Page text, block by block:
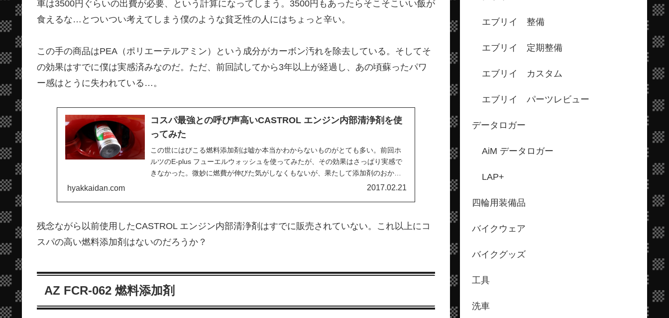
車は3500円ぐらいの出費が必要、という計算になってしまう。3500円もあったらそこそこいい飯が
食えるな…とついつい考えてしまう僕のような貧乏性の人にはちょっと辛い。
この手の商品はPEA（ポリエーテルアミン）という成分がカーボン汚れを除去している。そしてそ
の効果はすでに僕は実感済みなのだ。ただ、前回試してから3年以上が経過し、あの頃蘇ったパワ
ー感はとうに失われている…。
コスパ最強との呼び声高いCASTROL エンジン内部清浄剤を使
ってみた
この世にはびこる燃料添加剤は嘘か本当かわからないものがとても多い。前回ホ
ルツのE-plus フューエルウォッシュを使ってみたが、その効果はさっぱり実感で
きなかった。微妙に燃費が伸びた気がしなくもないが、果たして添加剤のおかげ
hyakkaidan.com 2017.02.21
残念ながら以前使用したCASTROL エンジン内部清浄剤はすでに販売されていない。これ以上にコ
スパの高い燃料添加剤はないのだろうか？
AZ FCR-062 燃料添加剤
エブリイ 整備
エブリイ 定期整備
エブリイ カスタム
エブリイ パーツレビュー
データロガー
AiM データロガー
LAP+
四輪用装備品
バイクウェア
バイクグッズ
工具
洗車